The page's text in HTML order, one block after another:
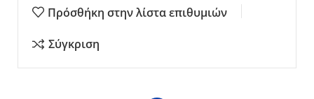
Πρόσθήκη στην λίστα επιθυμιών
Σύγκριση